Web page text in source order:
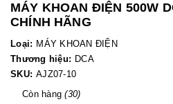
MÁY KHOAN ĐIỆN 500W
CHÍNH HÃNG
Loại: MÁY KHOAN ĐIỆN
Thương hiệu: DCA
SKU: AJZ07-10
Còn hàng(30)